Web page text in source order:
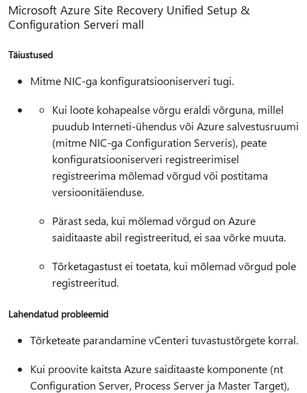
Microsoft Azure Site Recovery Unified Setup &
Configuration Serveri mall
Täiustused
Mitme NIC-ga konfiguratsiooniserveri tugi.
Kui loote kohapealse võrgu eraldi võrguna, millel
puudub Interneti-ühendus või Azure salvestusruumi
(mitme NIC-ga Configuration Serveris), peate
konfiguratsiooniserveri registreerimisel
registreerima mõlemad võrgud või postitama
versioonitäienduse.
Pärast seda, kui mõlemad võrgud on Azure
saiditaaste abil registreeritud, ei saa võrke muuta.
Tõrketagastust ei toetata, kui mõlemad võrgud pole
registreeritud.
Lahendatud probleemid
Tõrketeate parandamine vCenteri tuvastustõrgete korral.
Kui proovite kaitsta Azure saiditaaste komponente (nt
Configuration Server, Process Server ja Master Target),